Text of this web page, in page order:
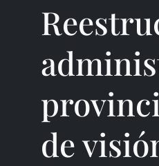
de